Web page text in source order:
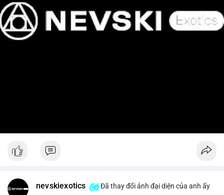
nevskiexotics Đã thay đổi ảnh đại diện của anh ấy